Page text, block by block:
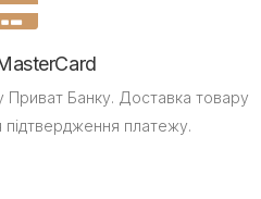
Приват Банку. Доставка товару
підтвердження платежу.